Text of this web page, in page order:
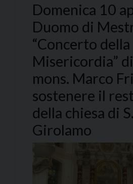
Domenica 10
Duomo di
“Concerto della
Misericordia”
mons. Marco
sostenere il
della chiesa di S.
Girolamo